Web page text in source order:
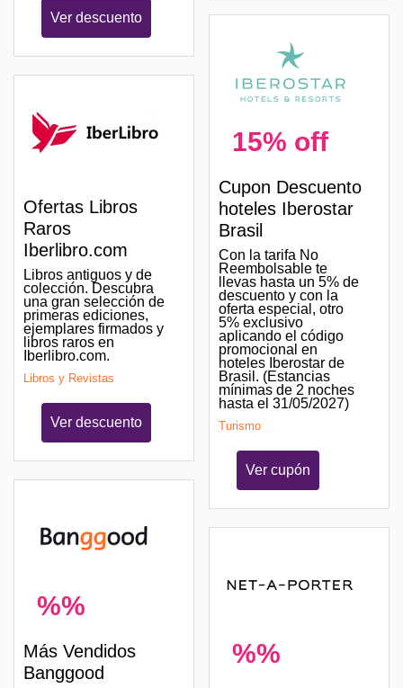
Ver descuento
Ofertas Libros
Raros
Iberlibro.com
Libros antiguos y de
colección. Descubra
una gran selección de
primeras ediciones,
ejemplares firmados y
libros raros en
Iberlibro.com.
Libros y Revistas
Ver descuento
%%
Más Vendidos
Banggood
15% off
Cupon Descuento
hoteles Iberostar
Brasil
Con la tarifa No
Reembolsable te
llevas hasta un 5% de
descuento y con la
oferta especial, otro
5% exclusivo
aplicando el código
promocional en
hoteles Iberostar de
Brasil. (Estancias
mínimas de 2 noches
hasta el 31/05/2027)
Turismo
Ver cupón
%%